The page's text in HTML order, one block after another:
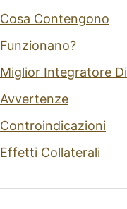
Cosa Contengono
Funzionano?
Miglior Integratore
Avvertenze
Controindicazioni
Effetti Collaterali